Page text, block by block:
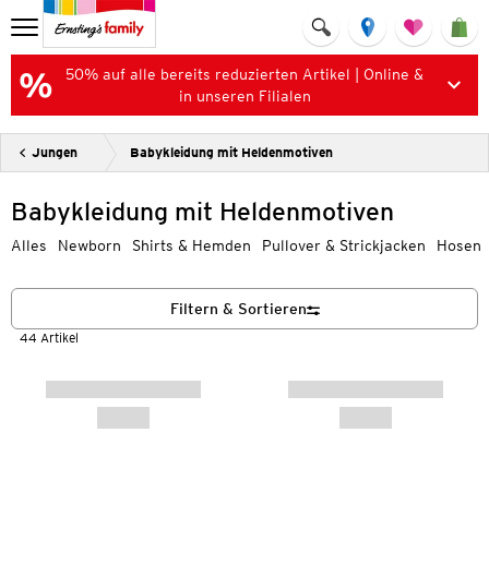
50% auf alle bereits reduzierten Artikel | Online &
in unseren Filialen
Jungen Babykleidung mit Heldenmotiven
Babykleidung mit Heldenmotiven
Alles Newborn Shirts & Hemden Pullover & Strickjacken Hosen
44 Artikel
Filtern & Sortieren